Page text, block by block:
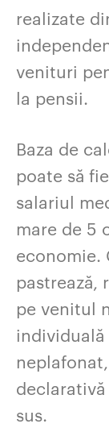
realizate
venituri
la pensii.
Baza de
poate să
salariul
mare de 5
economie.
pastrează,
pe venitul
individuală
sus.